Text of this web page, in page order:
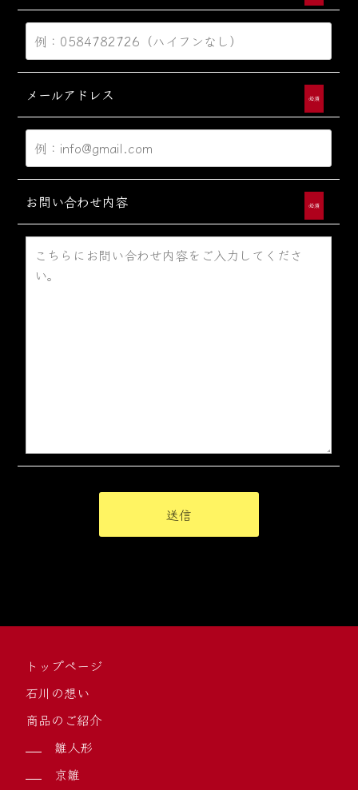
メールアドレス 必須
お問い合わせ内容 必須
トップページ
石川の想い
商品のご紹介
雛人形
京雛